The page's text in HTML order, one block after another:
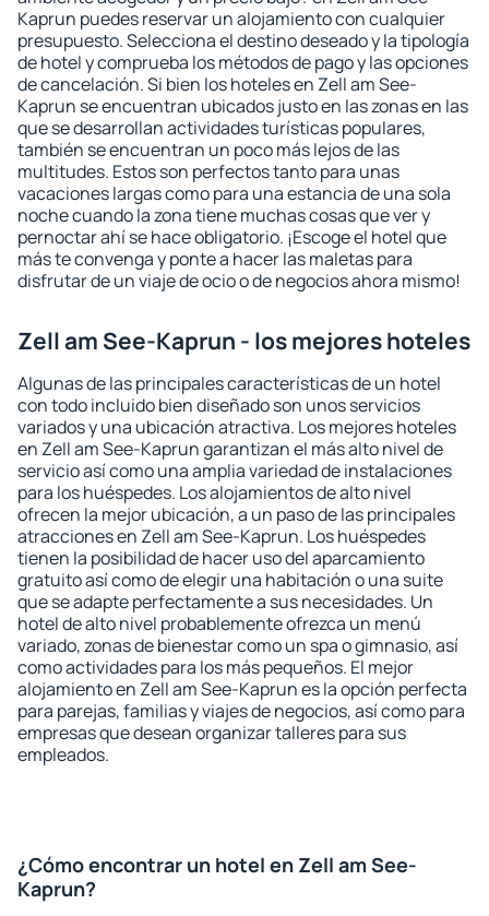
Kaprun puedes reservar un alojamiento con cualquier
presupuesto. Selecciona el destino deseado y la tipología
de hotel y comprueba los métodos de pago y las opciones
de cancelación. Si bien los hoteles en Zell am See-
Kaprun se encuentran ubicados justo en las zonas en las
que se desarrollan actividades turísticas populares,
también se encuentran un poco más lejos de las
multitudes. Estos son perfectos tanto para unas
vacaciones largas como para una estancia de una sola
noche cuando la zona tiene muchas cosas que ver y
pernoctar ahí se hace obligatorio. ¡Escoge el hotel que
más te convenga y ponte a hacer las maletas para
disfrutar de un viaje de ocio o de negocios ahora mismo!
Zell am See-Kaprun - los mejores hoteles
Algunas de las principales características de un hotel
con todo incluido bien diseñado son unos servicios
variados y una ubicación atractiva. Los mejores hoteles
en Zell am See-Kaprun garantizan el más alto nivel de
servicio así como una amplia variedad de instalaciones
para los huéspedes. Los alojamientos de alto nivel
ofrecen la mejor ubicación, a un paso de las principales
atracciones en Zell am See-Kaprun. Los huéspedes
tienen la posibilidad de hacer uso del aparcamiento
gratuito así como de elegir una habitación o una suite
que se adapte perfectamente a sus necesidades. Un
hotel de alto nivel probablemente ofrezca un menú
variado, zonas de bienestar como un spa o gimnasio, así
como actividades para los más pequeños. El mejor
alojamiento en Zell am See-Kaprun es la opción perfecta
para parejas, familias y viajes de negocios, así como para
empresas que desean organizar talleres para sus
empleados.
¿Cómo encontrar un hotel en Zell am See-
Kaprun?